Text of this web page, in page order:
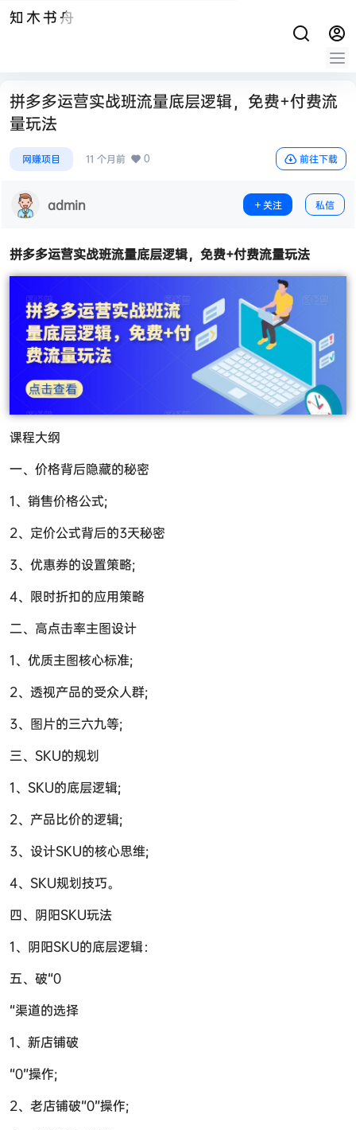
知木书舟
拼多多运营实战班流量底层逻辑，免费+付费流
量玩法
网赚项目 11 个月前 0 前往下载
admin 关注 私信
拼多多运营实战班流量底层逻辑，免费+付费流量玩法
课程大纲
一、价格背后隐藏的秘密
1、销售价格公式;
2、定价公式背后的3天秘密
3、优惠券的设置策略;
4、限时折扣的应用策略
二、高点击率主图设计
1、优质主图核心标准;
2、透视产品的受众人群;
3、图片的三六九等;
三、SKU的规划
1、SKU的底层逻辑;
2、产品比价的逻辑;
3、设计SKU的核心思维;
4、SKU规划技巧。
四、阴阳SKU玩法
1、阴阳SKU的底层逻辑：
五、破“0
“渠道的选择
1、新店铺破
“0”操作;
2、老店铺破“0”操作;